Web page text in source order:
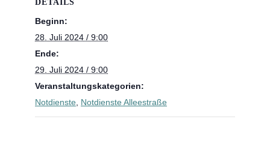
DETAILS
Beginn:
28. Juli 2024 / 9:00
Ende:
29. Juli 2024 / 9:00
Veranstaltungskategorien:
Notdienste Notdienste Alleestraße